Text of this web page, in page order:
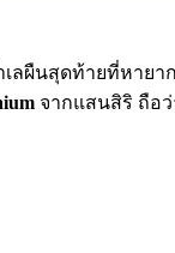
เลผืนสุดท้ายที่หาย
จากแสนสิริ ถือว่